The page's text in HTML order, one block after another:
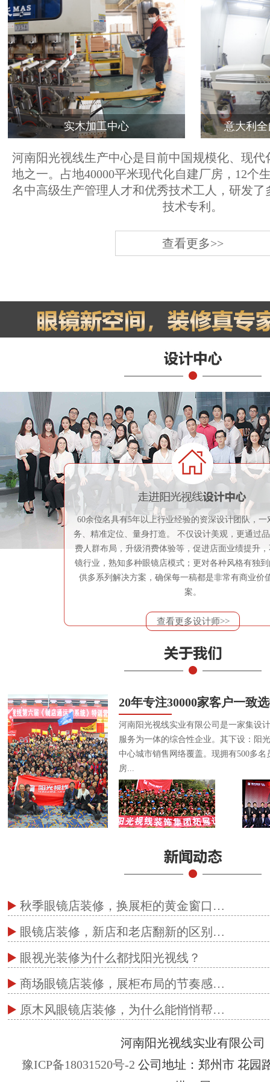
实木加工中心 意大利
河南阳光视线生产中心是目前中国规模化、现代
地之一。占地40000平米现代化自建厂房，12个
名中高级生产管理人才和优秀技术工人，研发了
技术专利。
查看更多>>
60余位名具有5年以上行业经验的资深设计团队，一
务、精准定位、量身打造。 不仅设计美观，更通过
费人群布局，升级消费体验等，促进店面业绩提升
镜行业，熟知多种眼镜店模式；更对各种风格有独
供多系列解决方案，确保每一稿都是非常有商业价
案。
查看更多设计师>>
20年专注30000家客户一致
河南阳光视线实业有限公司是一家集设
服务为一体的综合性企业。其下设：阳
中心城市销售网络覆盖。现拥有500多
房...
秋季眼镜店装修，换展柜的黄金窗口…
眼镜店装修，新店和老店翻新的区别…
眼视光装修为什么都找阳光视线？
商场眼镜店装修，展柜布局的节奏感…
原木风眼镜店装修，为什么能悄悄帮…
河南阳光视线实业有限公司
豫ICP备18031520号-2 公司地址：郑州市 花园